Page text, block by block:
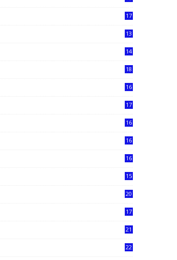
17
13
14
18
16
17
16
16
16
15
20
17
21
22